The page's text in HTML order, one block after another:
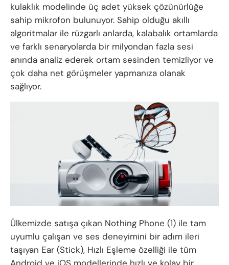
kulaklık modelinde üç adet yüksek çözünürlüğe
sahip mikrofon bulunuyor. Sahip olduğu akıllı
algoritmalar ile rüzgarlı anlarda, kalabalık ortamlarda
ve farklı senaryolarda bir milyondan fazla sesi
anında analiz ederek ortam sesinden temizliyor ve
çok daha net görüşmeler yapmanıza olanak
sağlıyor.
Ülkemizde satışa çıkan Nothing Phone (1) ile tam
uyumlu çalışan ve ses deneyimini bir adım ileri
taşıyan Ear (Stick), Hızlı Eşleme özelliği ile tüm